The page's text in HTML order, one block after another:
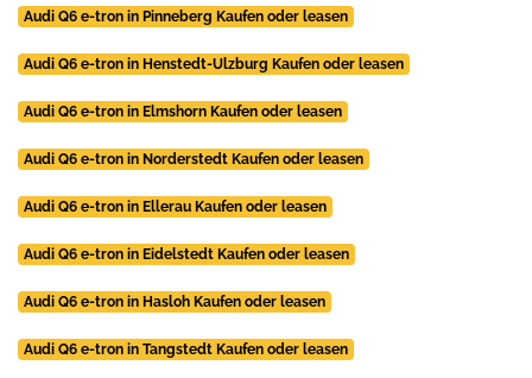
Audi Q6 e-tron in Pinneberg Kaufen oder leasen
Audi Q6 e-tron in Henstedt-Ulzburg Kaufen oder leasen
Audi Q6 e-tron in Elmshorn Kaufen oder leasen
Audi Q6 e-tron in Norderstedt Kaufen oder leasen
Audi Q6 e-tron in Ellerau Kaufen oder leasen
Audi Q6 e-tron in Eidelstedt Kaufen oder leasen
Audi Q6 e-tron in Hasloh Kaufen oder leasen
Audi Q6 e-tron in Tangstedt Kaufen oder leasen